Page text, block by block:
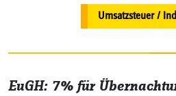
Umsatzsteuer /
EuGH: 7% für